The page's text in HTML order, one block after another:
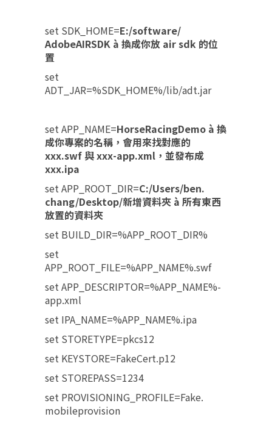
set SDK_HOME=E:/software/
AdobeAIRSDK à 換成你放 air sdk 的位
置
set
ADT_JAR=%SDK_HOME%/lib/adt.jar
set APP_NAME=HorseRacingDemo à 換
成你專案的名稱，會用來找對應的
xxx.swf 與 xxx-app.xml ，並發布成
xxx.ipa
set APP_ROOT_DIR=C:/Users/ben.
chang/Desktop/新增資料夾 à 所有東西
放置的資料夾
set BUILD_DIR=%APP_ROOT_DIR%
set
APP_ROOT_FILE=%APP_NAME%.swf
set APP_DESCRIPTOR=%APP_NAME%-
app.xml
set IPA_NAME=%APP_NAME%.ipa
set STORETYPE=pkcs12
set KEYSTORE=FakeCert.p12
set STOREPASS=1234
set PROVISIONING_PROFILE=Fake.
mobileprovision